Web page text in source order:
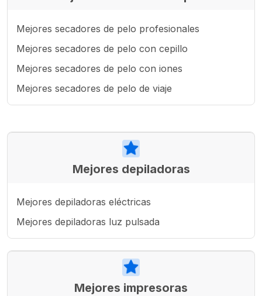
Mejores secadores de pelo profesionales
Mejores secadores de pelo con cepillo
Mejores secadores de pelo con iones
Mejores secadores de pelo de viaje
Mejores depiladoras
Mejores depiladoras eléctricas
Mejores depiladoras luz pulsada
Mejores impresoras